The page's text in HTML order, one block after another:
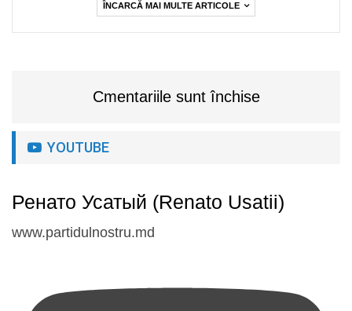
ÎNCARCĂ MAI MULTE ARTICOLE
Cmentariile sunt închise
YOUTUBE
Ренато Усатый (Renato Usatii)
www.partidulnostru.md